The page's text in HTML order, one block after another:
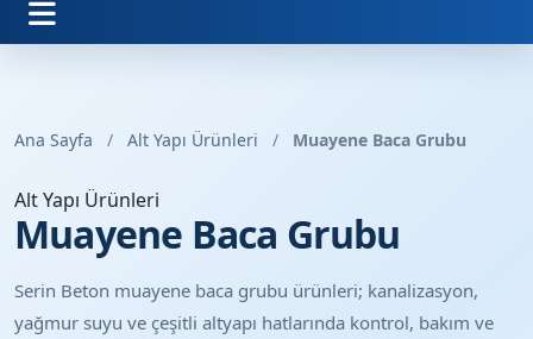
Ana Sayfa / Alt Yapı Ürünleri / Muayene Baca Grubu
Alt Yapı Ürünleri
Muayene Baca Grubu
Serin Beton muayene baca grubu ürünleri; kanalizasyon,
yağmur suyu ve çeşitli altyapı hatlarında kontrol, bakım ve